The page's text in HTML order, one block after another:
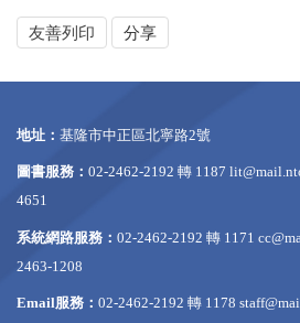
友善列印 分享
地址： 基隆市中正區北寧路2號
圖書服務： 02-2462-2192 轉 1187
4651
系統網路服務： 02-2462-2192 轉 1171
2463-1208
Email服務： 02-2462-2192 轉 1178